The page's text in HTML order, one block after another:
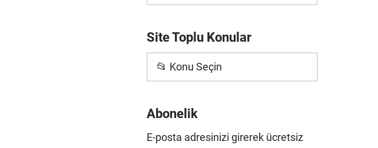
Site Toplu Konular
📂 Konu Seçin
Abonelik
E-posta adresinizi girerek ücretsiz